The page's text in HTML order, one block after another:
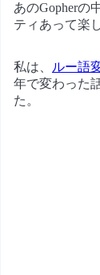
あのGopherの
ティあって楽
私は、 ルー語
年で変わった
た。